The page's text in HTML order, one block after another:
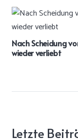
Nach Scheidung
wieder verliebt
Letzte